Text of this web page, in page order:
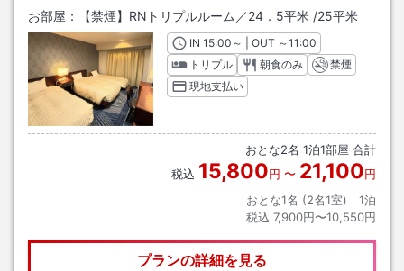
お部屋： 【禁煙】RNトリプルルーム／24．5平米 /25平米
INチェックイン
15:00 ～ | OUT チェックアウト
～11:00
トリプル
朝食のみ
禁煙
現地支払い
おとな2名 1泊1部屋 合計
税込 15,800円 〜 21,100円
おとな1名 (2名1室)｜ 1泊
税込 7,900円〜10,550円
プランの詳細を見る